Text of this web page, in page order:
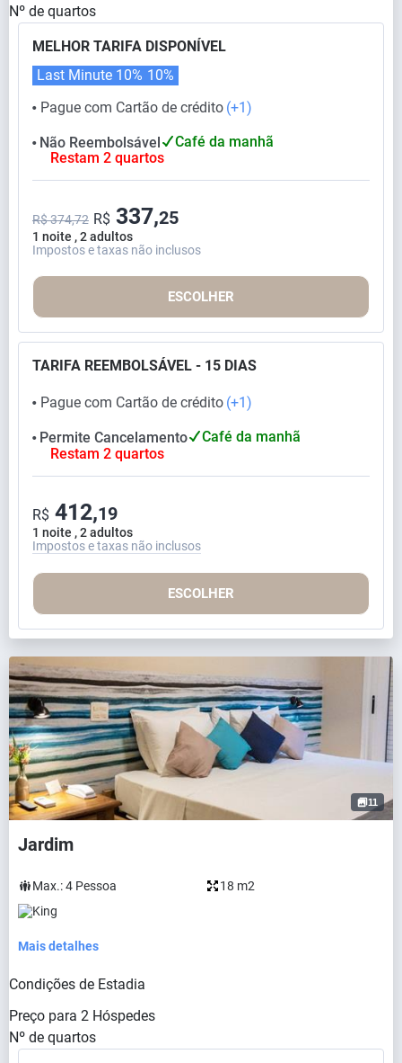
Nº de quartos
MELHOR TARIFA DISPONÍVEL
⬤ Pague com Cartão de crédito (+1)
Last Minute 10% 10%
⬤ Não Reembolsável
Café da manhã
Restam 2 quartos
1 noite , 2 adultos
R$ 374,72 R$ 337,25
Impostos e taxas não inclusos
ESCOLHER
TARIFA REEMBOLSÁVEL - 15 DIAS
⬤ Pague com Cartão de crédito (+1)
⬤ Permite Cancelamento
Café da manhã
Restam 2 quartos
1 noite , 2 adultos
R$ 412,19
Impostos e taxas não inclusos
ESCOLHER
11
Jardim
Max.:4 Pessoa
18 m2
King
Mais detalhes
Condições de Estadia
Preço para 2 Hóspedes
Nº de quartos